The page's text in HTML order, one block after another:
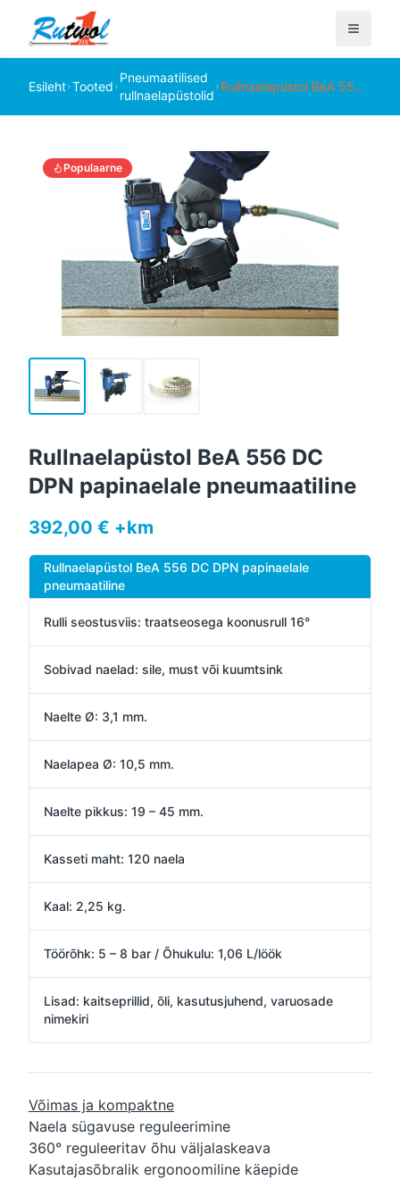
Esileht Tooted
Pneumaatilised
rullnaelapüstolid
Rullnaelapüstol BeA 556
Populaarne
Rullnaelapüstol BeA 556 DC
DPN papinaelale pneumaatiline
392,00 € +km
Rullnaelapüstol BeA 556 DC DPN papinaelale
pneumaatiline
Rulli seostusviis: traatseosega koonusrull 16°
Sobivad naelad: sile, must või kuumtsink
Naelte Ø: 3,1 mm.
Naelapea Ø: 10,5 mm.
Naelte pikkus: 19 – 45 mm.
Kasseti maht: 120 naela
Kaal: 2,25 kg.
Töörõhk: 5 – 8 bar / Õhukulu: 1,06 L/löök
Lisad: kaitseprillid, õli, kasutusjuhend, varuosade
nimekiri
Võimas ja kompaktne
Naela sügavuse reguleerimine
360° reguleeritav õhu väljalaskeava
Kasutajasõbralik ergonoomiline käepide